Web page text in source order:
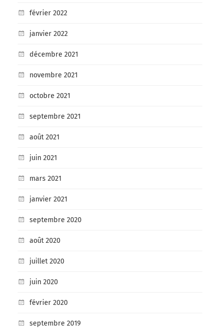
février 2022
janvier 2022
décembre 2021
novembre 2021
octobre 2021
septembre 2021
août 2021
juin 2021
mars 2021
janvier 2021
septembre 2020
août 2020
juillet 2020
juin 2020
février 2020
septembre 2019